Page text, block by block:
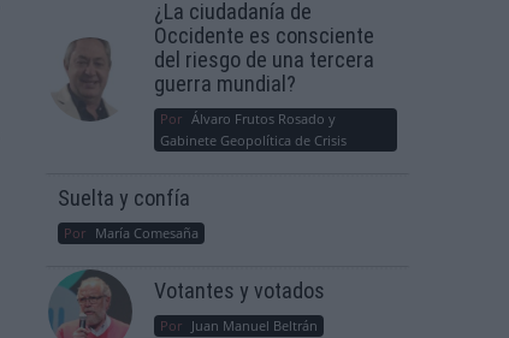
¿La ciudadanía de
Occidente es consciente
del riesgo de una tercera
guerra mundial?
Por Álvaro Frutos Rosado y
Gabinete Geopolítica de Crisis
Suelta y confía
Por María Comesaña
Votantes y votados
Por Juan Manuel Beltrán